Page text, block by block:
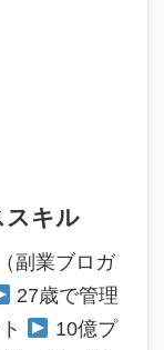
スキル
副業ブロガ
27歳で管理
10億プ